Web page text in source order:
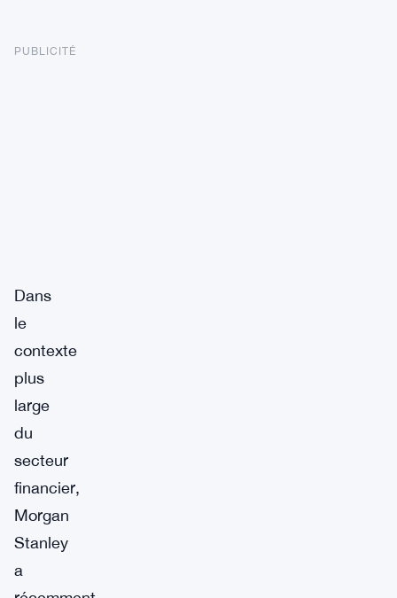
PUBLICITÉ
Dans
le
contexte
plus
large
du
secteur
financier,
Morgan
Stanley
a